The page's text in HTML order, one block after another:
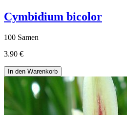
Cymbidium bicolor
100 Samen
3.90 €
In den Warenkorb